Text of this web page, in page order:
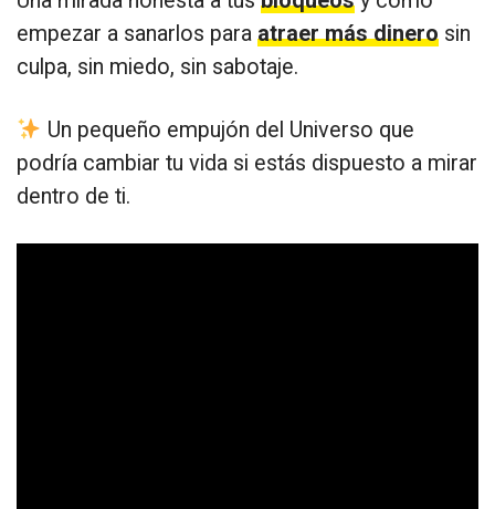
empezar a sanarlos para atraer más dinero sin
culpa, sin miedo, sin sabotaje.
Un pequeño empujón del Universo que
podría cambiar tu vida si estás dispuesto a mirar
dentro de ti.